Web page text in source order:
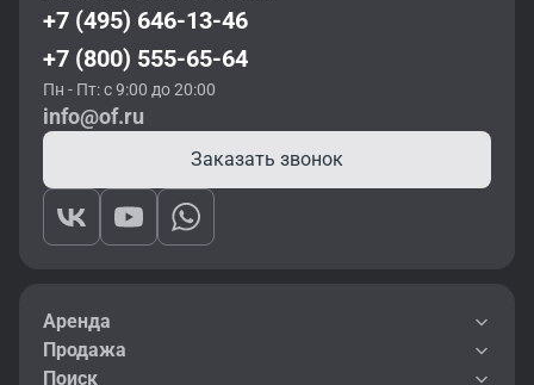
+7 (495) 646-13-46
+7 (800) 555-65-64
Пн - Пт: с 9:00 до 20:00
info@of.ru
Заказать звонок
Аренда
Продажа
Поиск